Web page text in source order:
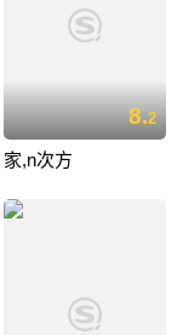
8.2
家,n次方